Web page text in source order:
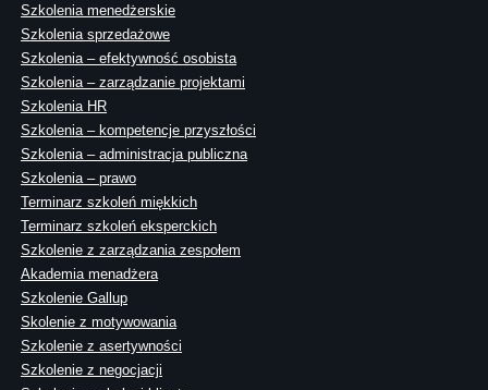
Szkolenia menedżerskie
Szkolenia sprzedażowe
Szkolenia – efektywność osobista
Szkolenia – zarządzanie projektami
Szkolenia HR
Szkolenia – kompetencje przyszłości
Szkolenia – administracja publiczna
Szkolenia – prawo
Terminarz szkoleń miękkich
Terminarz szkoleń eksperckich
Szkolenie z zarządzania zespołem
Akademia menadżera
Szkolenie Gallup
Skolenie z motywowania
Szkolenie z asertywności
Szkolenie z negocjacji